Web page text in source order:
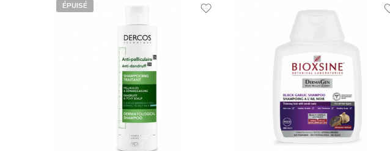
ÉPUISÉ